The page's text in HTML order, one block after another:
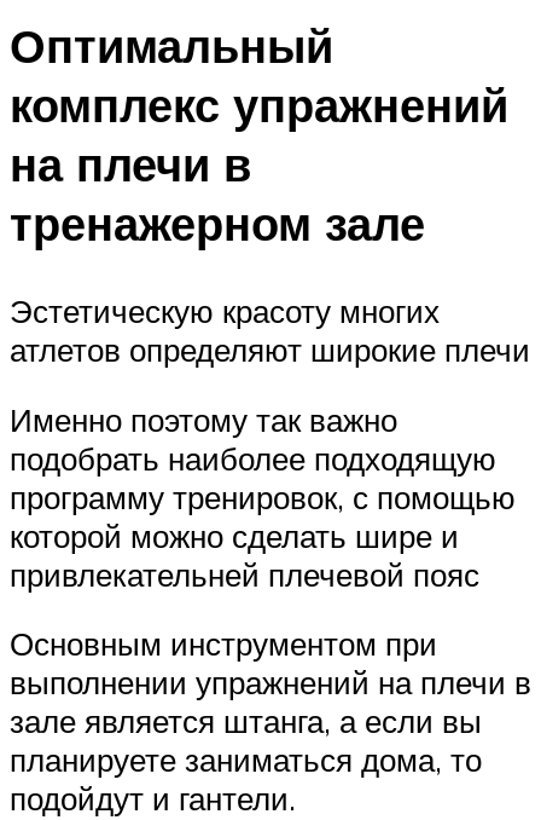
Оптимальный
комплекс упражнений
на плечи в
тренажерном зале
Эстетическую красоту многих
атлетов определяют широкие плечи
Именно поэтому так важно
подобрать наиболее подходящую
программу тренировок, с помощью
которой можно сделать шире и
привлекательней плечевой пояс
Основным инструментом при
выполнении упражнений на плечи в
зале является штанга, а если вы
планируете заниматься дома, то
подойдут и гантели.